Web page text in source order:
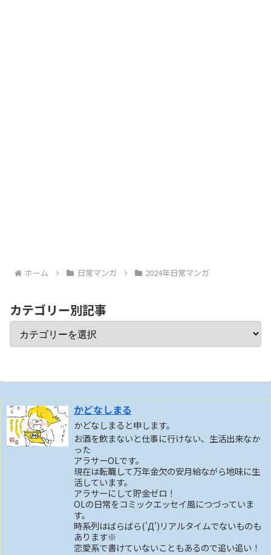
ホーム 日常マンガ 2024年日常マンガ
カテゴリー別記事
かどなしまる
かどなしまると申します。
お酒を飲まないと仕事に行けない、生活出来なか
った
アラサーOLです。
現在は転職して万年金欠の安月給ながら地味に生
活しています。
アラサーにして貯金ゼロ！
OLの日常をコミックエッセイ風につづっていま
す。
時系列はばらばら('Д')リアルタイムでないものも
あります※
恋愛系で書けていないこともあるので追い追い！